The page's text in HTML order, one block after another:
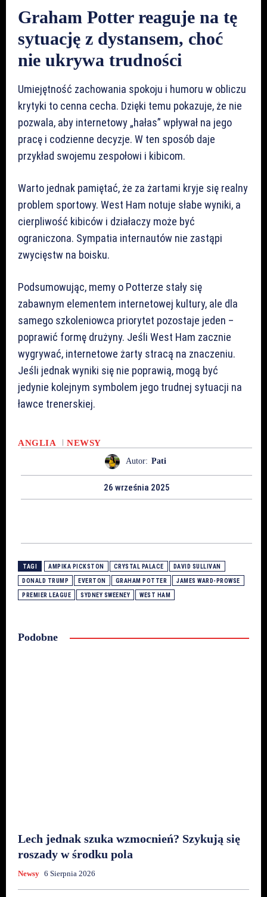
Graham Potter reaguje na tę
sytuację z dystansem, choć
nie ukrywa trudności
Umiejętność zachowania spokoju i humoru w obliczu
krytyki to cenna cecha. Dzięki temu pokazuje, że nie
pozwala, aby internetowy „hałas” wpływał na jego
pracę i codzienne decyzje. W ten sposób daje
przykład swojemu zespołowi i kibicom.
Warto jednak pamiętać, że za żartami kryje się realny
problem sportowy. West Ham notuje słabe wyniki, a
cierpliwość kibiców i działaczy może być
ograniczona. Sympatia internautów nie zastąpi
zwycięstw na boisku.
Podsumowując, memy o Potterze stały się
zabawnym elementem internetowej kultury, ale dla
samego szkoleniowca priorytet pozostaje jeden –
poprawić formę drużyny. Jeśli West Ham zacznie
wygrywać, internetowe żarty stracą na znaczeniu.
Jeśli jednak wyniki się nie poprawią, mogą być
jedynie kolejnym symbolem jego trudnej sytuacji na
ławce trenerskiej.
ANGLIA NEWSY
Autor: Pati
26 września 2025
TAGI AMPIKA PICKSTON CRYSTAL PALACE DAVID SULLIVAN
DONALD TRUMP EVERTON GRAHAM POTTER JAMES WARD-PROWSE
PREMIER LEAGUE SYDNEY SWEENEY WEST HAM
Podobne
Lech jednak szuka wzmocnień? Szykują się
roszady w środku pola
Newsy 6 Sierpnia 2026